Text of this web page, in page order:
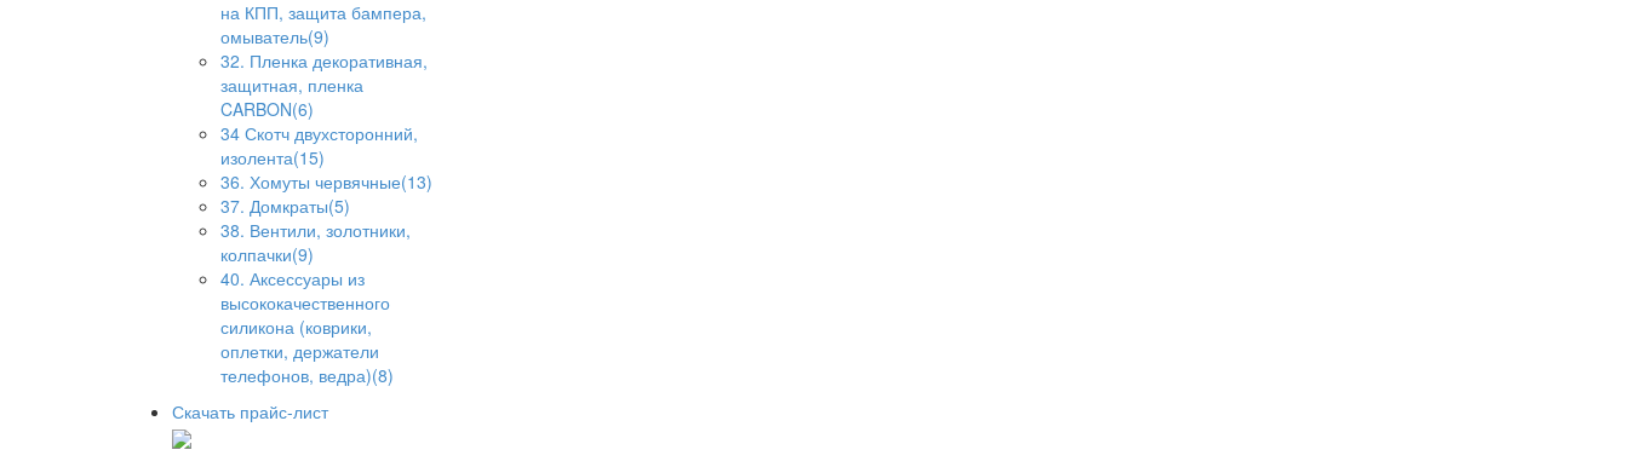
на КПП, защита бампера,
омыватель(9)
32. Пленка декоративная,
защитная, пленка
CARBON(6)
34 Скотч двухсторонний,
изолента(15)
36. Хомуты червячные(13)
37. Домкраты(5)
38. Вентили, золотники,
колпачки(9)
40. Аксессуары из
высококачественного
силикона (коврики,
оплетки, держатели
телефонов, ведра)(8)
Скачать прайс-лист